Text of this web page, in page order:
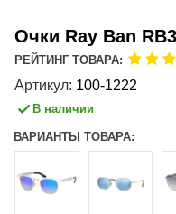
Очки Ray Ban
РЕЙТИНГ ТОВАРА:
Артикул: 100-1222
В наличии
ВАРИАНТЫ ТОВАРА: